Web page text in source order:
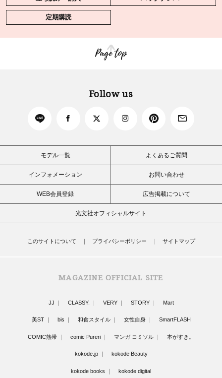
定期購読
Page top
Follow us
モデル一覧 よくあるご質問
インフォメーション お問い合わせ
WEB会員登録 広告掲載について
光文社オフィシャルサイト
このサイトについて プライバシーポリシー サイトマップ
MAGAZINE OFFICIAL SITE
JJ CLASSY. VERY STORY Mart
美ST bis 和食スタイル 女性自身 SmartFLASH
COMIC熱帯 comic Pureri マンガ コミソル 本がすき。
kokode.jp kokode Beauty
kokode books kokode digital